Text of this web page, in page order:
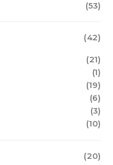
(53)
(42)
(21)
(1)
(19)
(6)
(3)
(10)
(20)